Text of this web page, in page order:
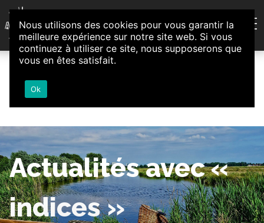
Aller au contenu
Association d'Animation et d'Initiatives Citoyennes
Loire-Authion
Actualités avec «
indices »
Nous utilisons des cookies pour vous garantir la
meilleure expérience sur notre site web. Si vous
continuez à utiliser ce site, nous supposerons que
vous en êtes satisfait.
Ok